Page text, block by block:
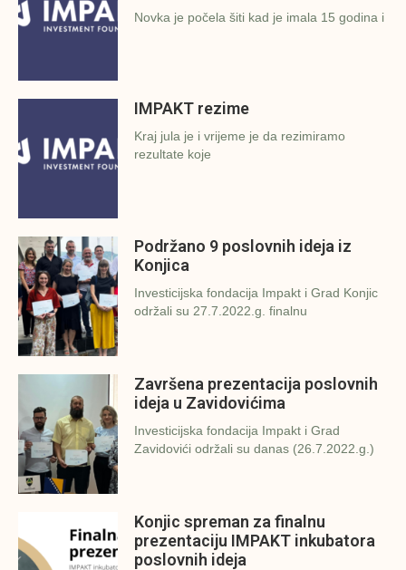
Novka je počela šiti kad je imala 15 godina i
IMPAKT rezime
Kraj jula je i vrijeme je da rezimiramo
rezultate koje
Podržano 9 poslovnih ideja iz
Konjica
Investicijska fondacija Impakt i Grad Konjic
održali su 27.7.2022.g. finalnu
Završena prezentacija poslovnih
ideja u Zavidovićima
Investicijska fondacija Impakt i Grad
Zavidovići održali su danas (26.7.2022.g.)
Konjic spreman za finalnu
prezentaciju IMPAKT inkubatora
poslovnih ideja